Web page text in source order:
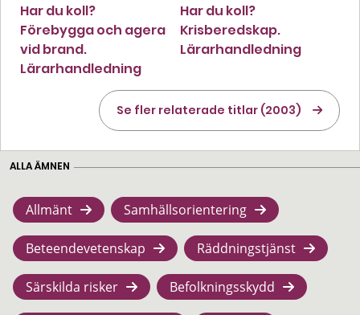
Har du koll?
Förebygga och agera
vid brand.
Lärarhandledning
Har du koll?
Krisberedskap.
Lärarhandledning
Se fler relaterade titlar (2003)
ALLA ÄMNEN
Allmänt Samhällsorientering
Beteendevetenskap Räddningstjänst
Särskilda risker Befolkningsskydd